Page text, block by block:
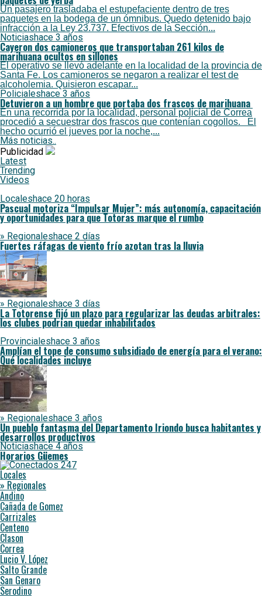
Un pasajero trasladaba el estupefaciente dentro de tres
paquetes en la bodega de un ómnibus. Quedo detenido bajo
infracción a la Ley 23.737. Efectivos de la Sección...
Noticiashace 3 años
Cayeron dos camioneros que transportaban 261 kilos de
marihuana ocultos en sillones
El operativo se llevó adelante en la localidad de la provincia de
Santa Fe. Los camioneros se negaron a realizar el test de
alcoholemia. Quisieron escapar...
Policialeshace 3 años
Detuvieron a un hombre que portaba dos frascos de marihuana
En una recorrida por la localidad, personal policial de Correa
procedió a secuestrar dos frascos que contenían cogollos. El
hecho ocurrió el jueves por la noche,...
Más noticias..
Publicidad
Latest
Trending
Videos
Localeshace 20 horas
Pascual motoriza “Impulsar Mujer”: más autonomía, capacitación
y oportunidades para que Totoras marque el rumbo
» Regionaleshace 2 días
Fuertes ráfagas de viento frío azotan tras la lluvia
» Regionaleshace 3 días
La Totorense fijó un plazo para regularizar las deudas arbitrales:
los clubes podrían quedar inhabilitados
Provincialeshace 3 años
Amplían el tope de consumo subsidiado de energía para el verano:
Qué localidades incluye
» Regionaleshace 3 años
Un pueblo fantasma del Departamento Iriondo busca habitantes y
desarrollos productivos
Noticiashace 4 años
Horarios Güemes
Locales
» Regionales
Andino
Cañada de Gomez
Carrizales
Centeno
Clason
Correa
Lucio V. López
Salto Grande
San Genaro
Serodino